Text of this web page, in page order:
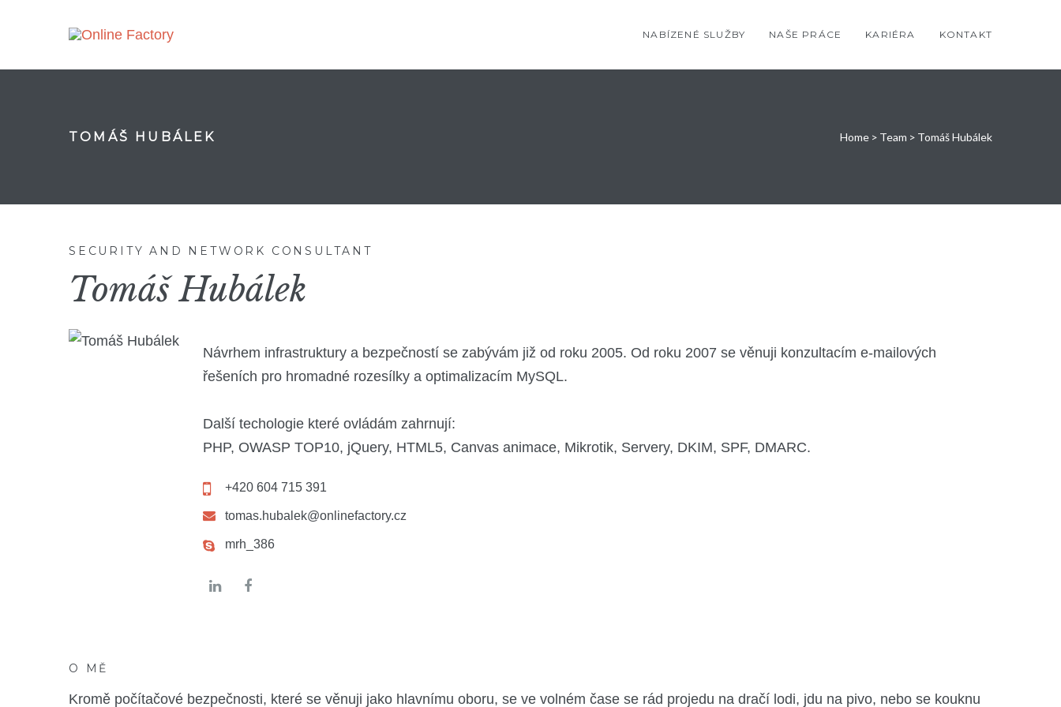
NABÍZENÉ SLUŽBY NAŠE PRÁCE KARIÉRA KONTAKT
TOMÁŠ HUBÁLEK Home > Team > Tomáš Hubálek
SECURITY AND NETWORK CONSULTANT
Tomáš Hubálek
Návrhem infrastruktury a bezpečností se zabývám již od roku 2005. Od roku 2007 se věnuji konzultacím e-mailových
řešeních pro hromadné rozesílky a optimalizacím MySQL.
Další techologie které ovládám zahrnují:
PHP, OWASP TOP10, jQuery, HTML5, Canvas animace, Mikrotik, Servery, DKIM, SPF, DMARC.
+420 604 715 391
tomas.hubalek@onlinefactory.cz
mrh_386
O MĚ
Kromě počítačové bezpečnosti, které se věnuji jako hlavnímu oboru, se ve volném čase se rád projedu na dračí lodi, jdu na pivo, nebo se kouknu